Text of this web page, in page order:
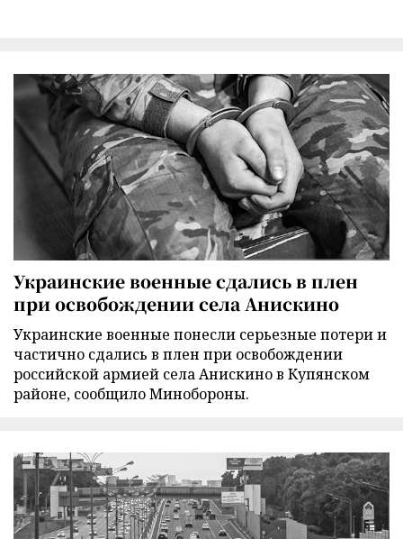
Украинские военные сдались в плен
при освобождении села Анискино
Украинские военные понесли серьезные потери и
частично сдались в плен при освобождении
российской армией села Анискино в Купянском
районе, сообщило Минобороны.